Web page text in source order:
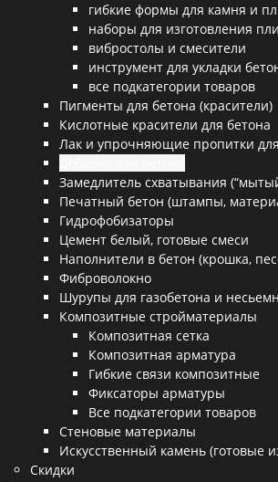
гибкие формы для камня и
наборы для изготовления
вибростолы и смесители
инструмент для укладки
все подкатегории товаров
Пигменты для бетона (красители)
Кислотные красители для бетона
Лак и упрочняющие пропитки
Замедлитель схватывания
Печатный бетон (штампы,
Гидрофобизаторы
Цемент белый, готовые смеси
Наполнители в бетон (крошка,
Фиброволокно
Шурупы для газобетона и
Композитные стройматериалы
Композитная сетка
Композитная арматура
Гибкие связи композитные
Фиксаторы арматуры
Все подкатегории товаров
Стеновые материалы
Искусственный камень (готовые
Скидки